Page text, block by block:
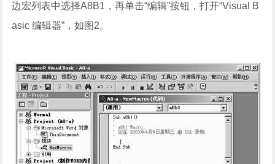
边宏列表中选择A8B1，再单击“编辑”按钮，打开“Visual B
asic 编辑器”，如图2。